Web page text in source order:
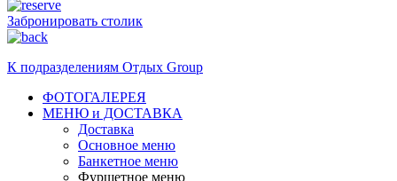
Забронировать столик
К подразделениям Отдых Group
ФОТОГАЛЕРЕЯ
МЕНЮ и ДОСТАВКА
Доставка
Основное меню
Банкетное меню
Фуршетное меню